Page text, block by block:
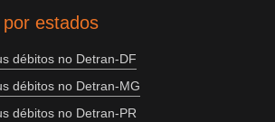
estados
débitos no Detran-DF
débitos no Detran-MG
débitos no Detran-PR